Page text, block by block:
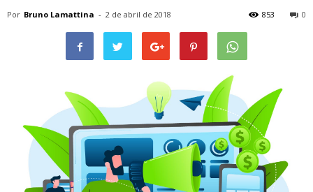
Por Bruno Lamattina - 2 de abril de 2018 0
853